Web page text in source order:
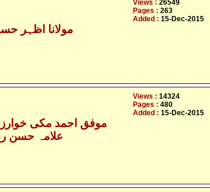
- مولانا اظہر
Views : 26549
Pages : 263
Added : 15-Dec-2015
- موفق احمد مکی
- علامہ حسن
Views : 14324
Pages : 480
Added : 15-Dec-2015